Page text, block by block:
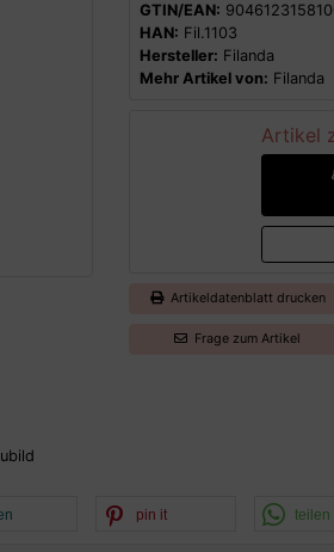
GTIN/EAN:
HAN: Fil.1103
Hersteller: Filanda
Mehr Artikel von: Filanda
Artikel
Artikeldatenblatt drucken
Frage zum Artikel
pin it teilen